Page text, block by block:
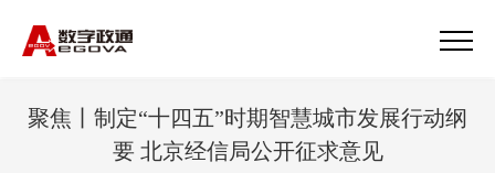
聚焦丨制定“十四五”时期智慧城市发展行动纲
要 北京经信局公开征求意见